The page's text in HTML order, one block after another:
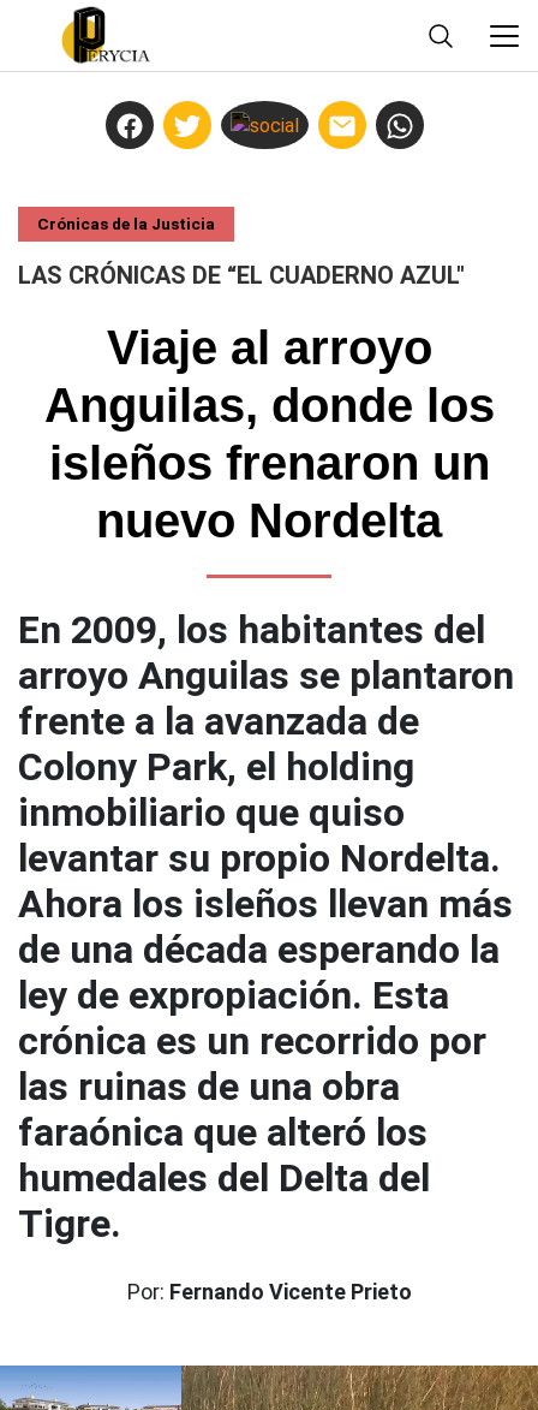
Crónicas de la Justicia
LAS CRÓNICAS DE “EL CUADERNO AZUL"
Viaje al arroyo
Anguilas, donde los
isleños frenaron un
nuevo Nordelta
En 2009, los habitantes del
arroyo Anguilas se plantaron
frente a la avanzada de
Colony Park, el holding
inmobiliario que quiso
levantar su propio Nordelta.
Ahora los isleños llevan más
de una década esperando la
ley de expropiación. Esta
crónica es un recorrido por
las ruinas de una obra
faraónica que alteró los
humedales del Delta del
Tigre.
Por: Fernando Vicente Prieto